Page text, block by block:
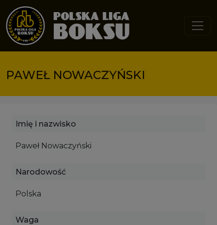
Przejdź do treści
PAWEŁ NOWACZYŃSKI
Imię i nazwisko
Paweł Nowaczyński
Narodowość
Polska
Waga